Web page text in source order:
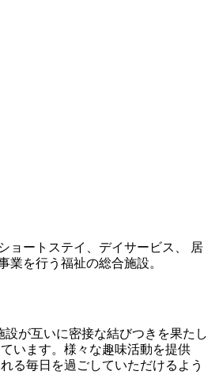
ョートステイ、デイサービス、 居
業を行う福祉の総合施設。
設が互いに密接な結びつきを果たし
います。様々な趣味活動を提供
る毎日を過ごしていただけるよう